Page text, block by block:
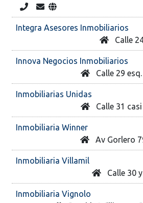
Integra Asesores Inmobiliarios
Calle
Innova Negocios Inmobiliarios
Calle 29
Inmobiliarias Unidas
Calle 31
Inmobiliaria Winner
Av Gorlero
Inmobiliaria Villamil
Calle 30
Inmobiliaria Vignolo